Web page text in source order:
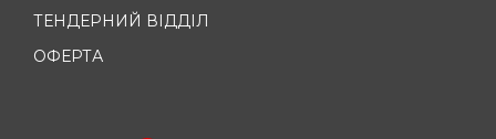
ТЕНДЕРНИЙ ВІДДІЛ
ОФЕРТА